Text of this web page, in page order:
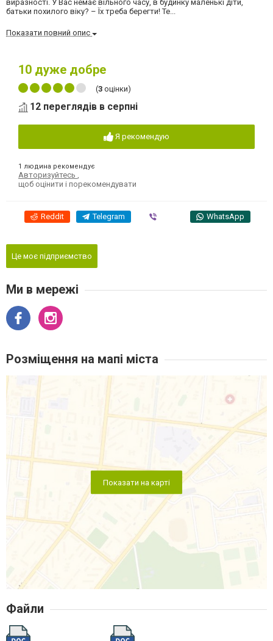
виразності. У Вас немає вільного часу, в будинку маленькі діти,
батьки похилого віку? – Їх треба берегти! Те...
Показати повний опис
10 дуже добре
(3 оцінки)
12 переглядів в серпні
Я рекомендую
1 людина рекомендує
Авторизуйтесь ,
щоб оцінити і порекомендувати
Reddit Telegram WhatsApp
Це моє підприємство
Ми в мережі
Розміщення на мапі міста
Показати на карті
Файли